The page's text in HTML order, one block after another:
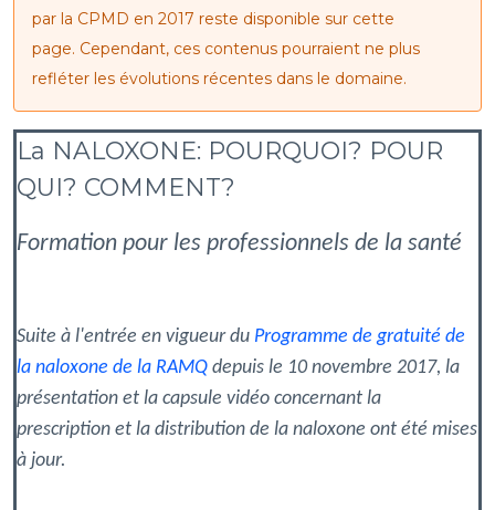
par la CPMD en 2017 reste disponible sur cette
page. Cependant, ces contenus pourraient ne plus
refléter les évolutions récentes dans le domaine.
La NALOXONE: POURQUOI? POUR
QUI? COMMENT?
Formation pour les professionnels de la santé
Suite à l'entrée en vigueur du Programme de gratuité de
la naloxone de la RAMQ depuis le 10 novembre 2017, la
présentation et la capsule vidéo concernant la
prescription et la distribution de la naloxone ont été mises
à jour.